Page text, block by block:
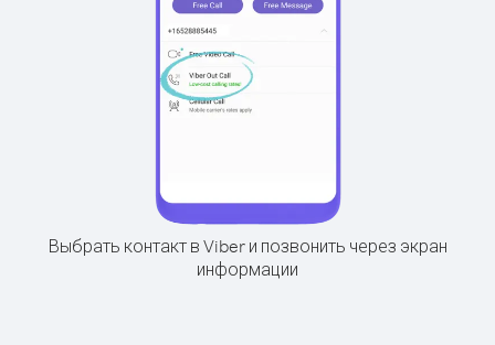
Выбрать контакт в Viber и позвонить через экран
информации